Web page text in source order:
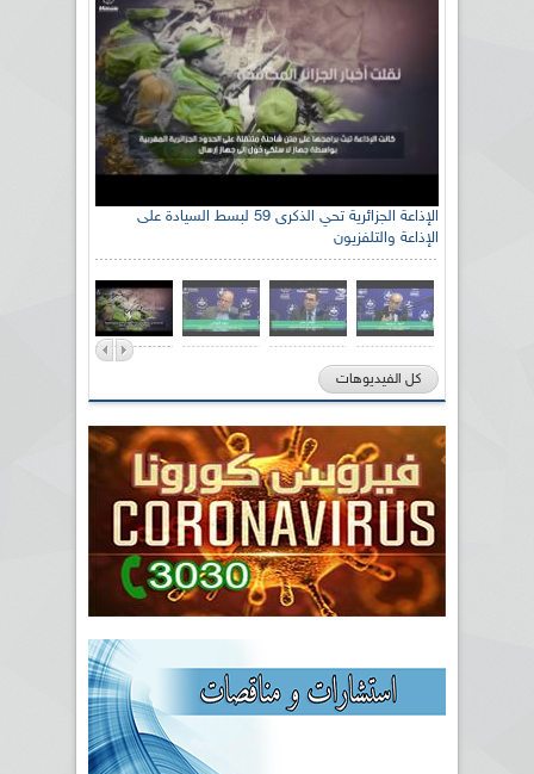
الإذاعة الجزائرية تحي الذكرى 59 لبسط السيادة على
الإذاعة والتلفزيون
كل الفيديوهات